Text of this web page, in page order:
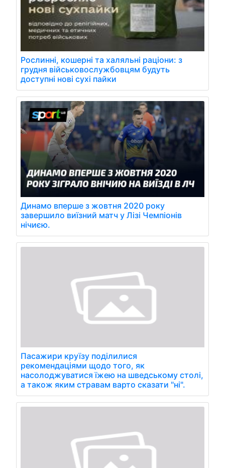
Рослинні, кошерні та халяльні раціони: з
грудня військовослужбовцям будуть
доступні нові сухі пайки
Динамо вперше з жовтня 2020 року
завершило виїзний матч у Лізі Чемпіонів
нічиєю.
Пасажири круїзу поділилися
рекомендаціями щодо того, як
насолоджуватися їжею на шведському столі,
а також яким стравам варто сказати "ні".